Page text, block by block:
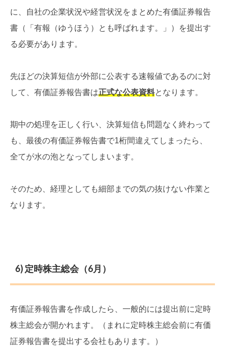
に、自社の企業状況や経営状況をまとめた有価証券報告
書（「有報（ゆうほう）とも呼ばれます。」）を提出す
る必要があります。
先ほどの決算短信が外部に公表する速報値であるのに対
して、有価証券報告書は正式な公表資料となります。
期中の処理を正しく行い、決算短信も問題なく終わって
も、最後の有価証券報告書で1桁間違えてしまったら、
全てが水の泡となってしまいます。
そのため、経理としても細部までの気の抜けない作業と
なります。
6) 定時株主総会（6月）
有価証券報告書を作成したら、一般的には提出前に定時
株主総会が開かれます。（まれに定時株主総会前に有価
証券報告書を提出する会社もあります。）